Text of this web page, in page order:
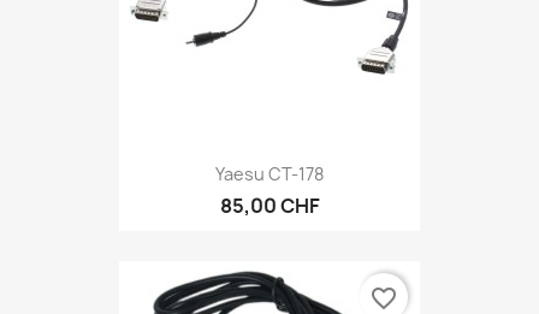
Yaesu CT-178
85,00 CHF
favorite_border